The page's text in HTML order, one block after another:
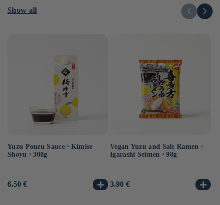
Show all
Yuzu Ponzu Sauce ⋅ Kimise
Shoyu ⋅ 300g
Usual
6.50 €
Vegan Yuzu and Salt Ramen ⋅
Igarashi Seimen ⋅ 98g
Usual
3.90 €